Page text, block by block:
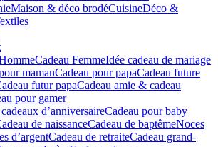
Maison & déco brodéCuisineDéco &
Cadeau FemmeIdée cadeau de mariage​
mamanCadeau pour papaCadeau future
futur papaCadeau amie & cadeau
pour gamer
d’anniversaireCadeau pour baby
de naissanceCadeau de baptêmeNoces
d’argentCadeau de retraiteCadeau grand-